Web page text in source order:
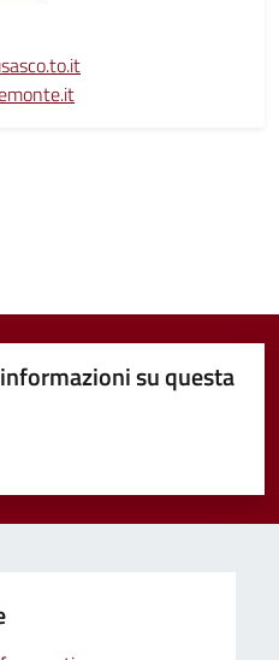
su questa
su 5
5